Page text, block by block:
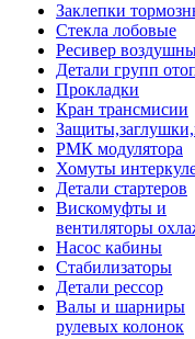
Заклепки
Стекла лобовые
Ресивер
Детали групп
Прокладки
Кран трансмисии
РМК модулятора
Хомуты
Детали стартеров
Вискомуфты и
вентиляторы
Насос кабины
Стабилизаторы
Детали рессор
Валы и шарниры
рулевых колонок